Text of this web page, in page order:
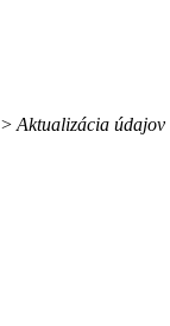
> Aktualizácia údajov